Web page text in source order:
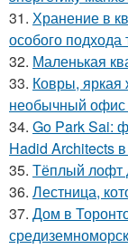
31. Хранение в
особого подхода
32. Маленькая
33. Ковры, яркая
необычный
34. Go Park Sai:
Hadid Architects в
35. Тёплый лофт
36. Лестница,
37. Дом в